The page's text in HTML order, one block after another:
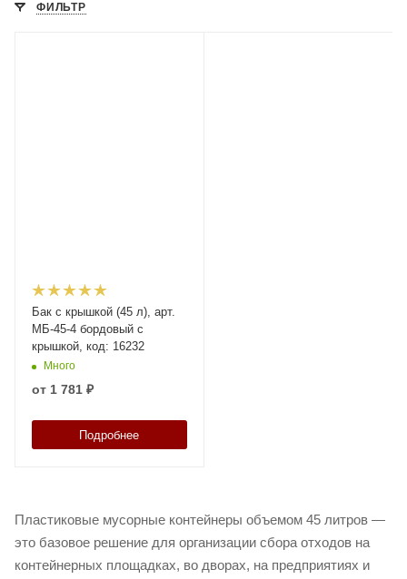
ФИЛЬТР
Бак с крышкой (45 л), арт.
МБ-45-4 бордовый с
крышкой, код: 16232
Много
от 1 781 ₽
Подробнее
Пластиковые мусорные контейнеры объемом 45 литров —
это базовое решение для организации сбора отходов на
контейнерных площадках, во дворах, на предприятиях и